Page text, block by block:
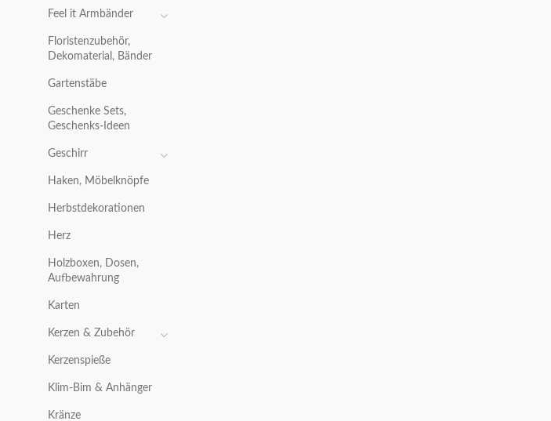
Feel it Armbänder
Floristenzubehör,
Dekomaterial, Bänder
Gartenstäbe
Geschenke Sets,
Geschenks-Ideen
Geschirr
Haken, Möbelknöpfe
Herbstdekorationen
Herz
Holzboxen, Dosen,
Aufbewahrung
Karten
Kerzen & Zubehör
Kerzenspieße
Klim-Bim & Anhänger
Kränze